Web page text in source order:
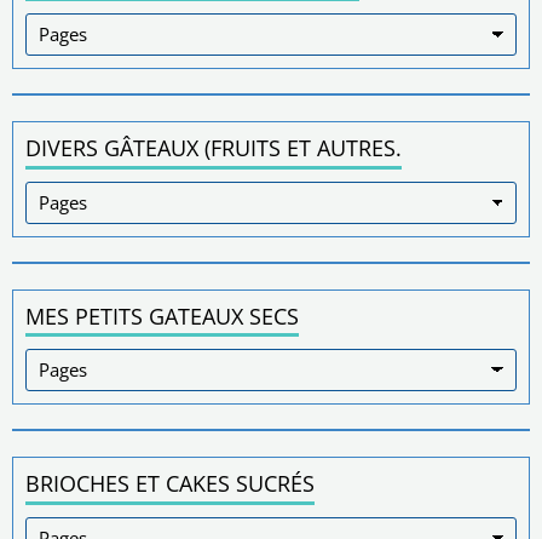
DIVERS GÂTEAUX (FRUITS ET AUTRES.
MES PETITS GATEAUX SECS
BRIOCHES ET CAKES SUCRÉS